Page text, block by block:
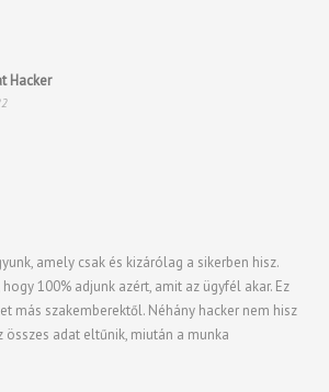
Hacker
amely csak és kizárólag a sikerben hisz.
100% adjunk azért, amit az ügyfél akar. Ez
más szakemberektől. Néhány hacker nem hisz
összes adat eltűnik, miután a munka
Français du Canada
Français de Belgique